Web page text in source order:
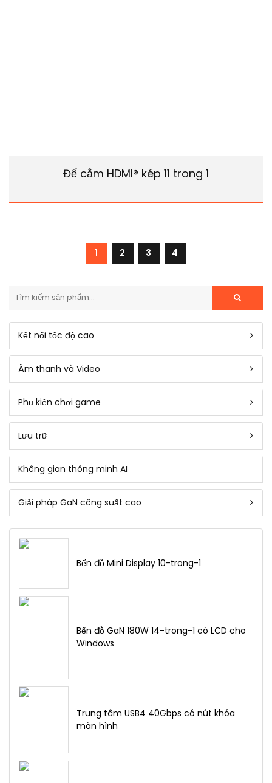
Đế cắm HDMI® kép 11 trong 1
1 2 3 4
Kết nối tốc độ cao
Âm thanh và Video
Phụ kiện chơi game
Lưu trữ
Không gian thông minh AI
Giải pháp GaN công suất cao
Bến đỗ Mini Display 10-trong-1
Bến đỗ GaN 180W 14-trong-1 có LCD cho
Windows
Trung tâm USB4 40Gbps có nút khóa
màn hình